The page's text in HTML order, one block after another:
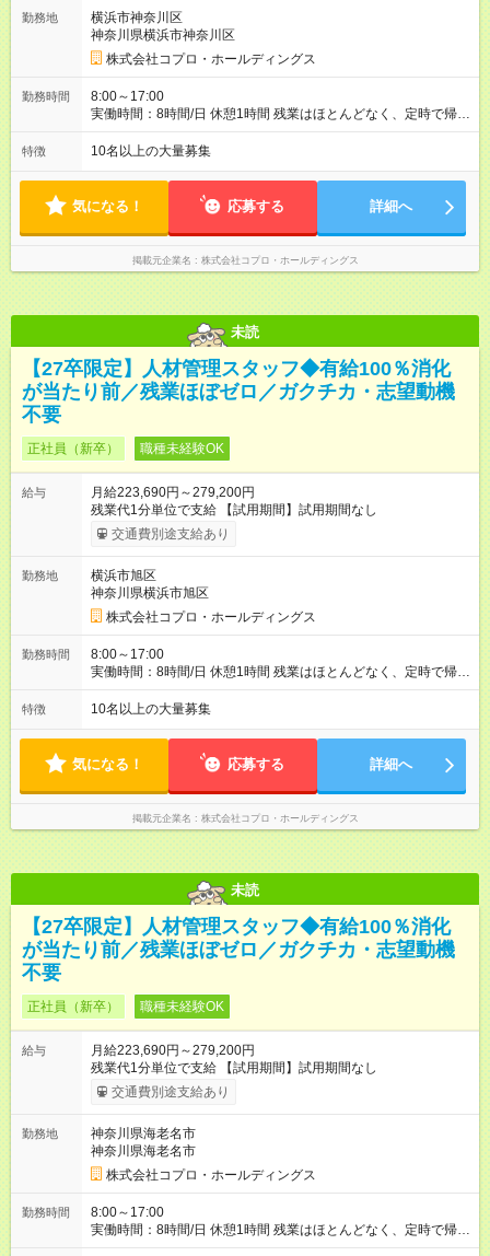
勤務地
横浜市神奈川区
神奈川県横浜市神奈川区
株式会社コプロ・ホールディングス
勤務時間
8:00～17:00
実働時間：8時間/日 休憩1時間 残業はほとんどなく、定時で帰れ
る日が多い働き方です。 毎日の業務は進捗管理や事務が中心な
ので、 「今日やるべき仕事」が終われば、自然と区切りをつけ
方を大切にしています。
特徴 10名以上の大量募集
気になる！ 応募する 詳細へ
掲載元企業名 株式会社コプロ・ホールディングス
未読
【27卒限定】人材管理スタッフ◆有給100％消化
が当たり前／残業ほぼゼロ／ガクチカ・志望動機
不要
正社員（新卒） 職種未経験OK
給与
月給223,690円～279,200円
残業代1分単位で支給 【試用期間】試用期間なし
交通費別途支給あり
勤務地
横浜市旭区
神奈川県横浜市旭区
株式会社コプロ・ホールディングス
勤務時間
8:00～17:00
実働時間：8時間/日 休憩1時間 残業はほとんどなく、定時で帰れ
る日が多い働き方です。 毎日の業務は進捗管理や事務が中心な
ので、 「今日やるべき仕事」が終われば、自然と区切りをつけ
方を大切にしています。
特徴 10名以上の大量募集
気になる！ 応募する 詳細へ
掲載元企業名 株式会社コプロ・ホールディングス
未読
【27卒限定】人材管理スタッフ◆有給100％消化
が当たり前／残業ほぼゼロ／ガクチカ・志望動機
不要
正社員（新卒） 職種未経験OK
給与
月給223,690円～279,200円
残業代1分単位で支給 【試用期間】試用期間なし
交通費別途支給あり
勤務地
神奈川県海老名市
神奈川県海老名市
株式会社コプロ・ホールディングス
勤務時間
8:00～17:00
実働時間：8時間/日 休憩1時間 残業はほとんどなく、定時で帰れ
る日が多い働き方です。 毎日の業務は進捗管理や事務が中心な